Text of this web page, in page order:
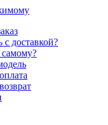
с доставкой?
самому?